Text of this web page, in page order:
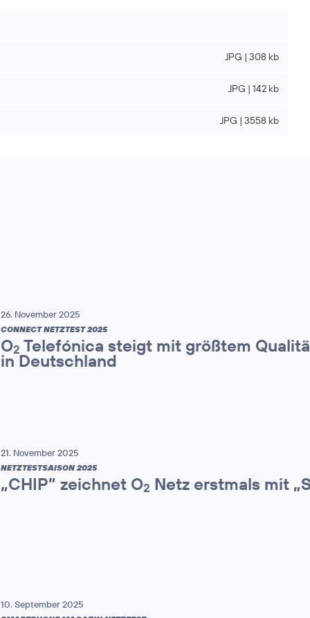
JPG | 308 kb
JPG | 142 kb
JPG | 3558 kb
26. November 2025
CONNECT NETZTEST 2025
O2 Telefónica steigt mit größtem
in Deutschland
21. November 2025
NETZTESTSAISON 2025
„CHIP” zeichnet O2 Netz erstmals mit
10. September 2025